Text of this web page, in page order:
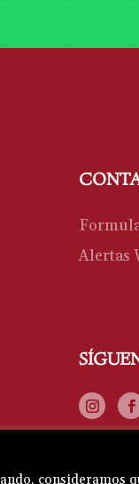
Alertas
consideramos